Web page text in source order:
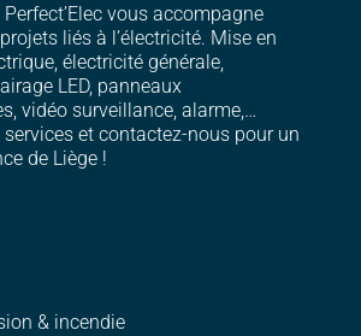
vous accompagne
liés à l’électricité. Mise en
électricité générale,
LED, panneaux
vidéo surveillance, alarme,…
services et contactez-nous pour un
de Liège !
& incendie